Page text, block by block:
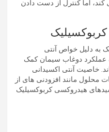
اما کنترل از دست دادن
به دلیل خواص آنتی
عملکرد دوغاب سیمان کمک
خاصیت آنتی اکسیدانی
محلول مانند افزودنی های از
هیدروکسی کربوکسیلیک